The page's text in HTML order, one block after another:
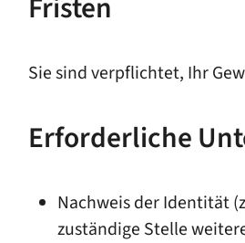
Fristen
Sie sind verpflichtet, Ihr
Erforderliche
Nachweis der Identität
zuständige Stelle